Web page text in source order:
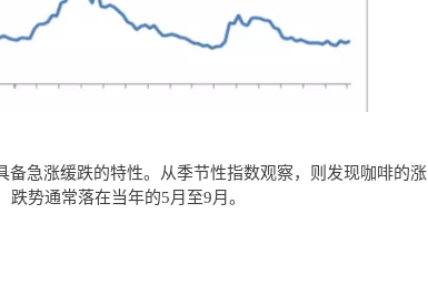
备急涨缓跌的特性。从季节性指数观察，则发现咖啡的涨
势通常落在当年的5月至9月。